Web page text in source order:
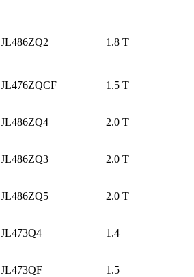
JL486ZQ2 1.8 T
JL476ZQCF 1.5 T
JL486ZQ4 2.0 T
JL486ZQ3 2.0 T
JL486ZQ5 2.0 T
JL473Q4 1.4
JL473QF 1.5